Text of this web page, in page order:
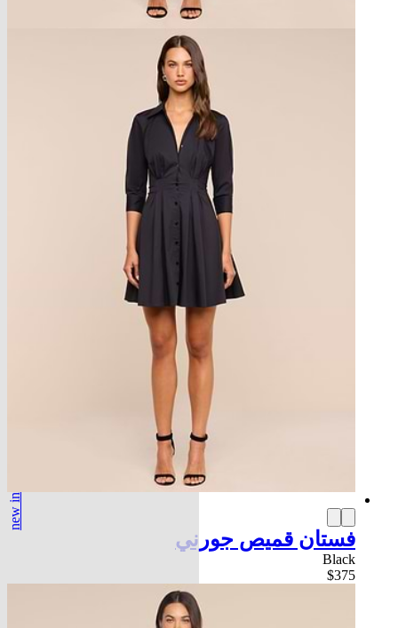
new in
فستان قميص جورني
Black
$375